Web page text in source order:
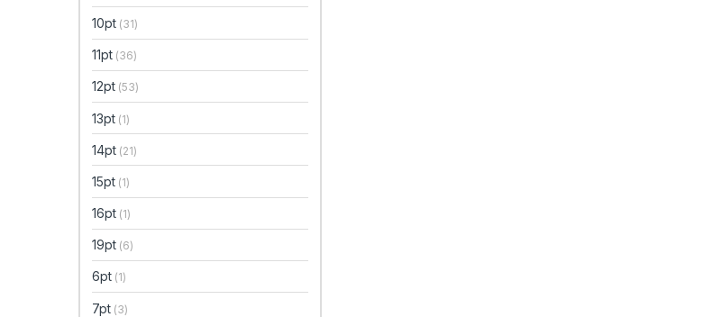
10pt (31)
11pt (36)
12pt (53)
13pt (1)
14pt (21)
15pt (1)
16pt (1)
19pt (6)
6pt (1)
7pt (3)